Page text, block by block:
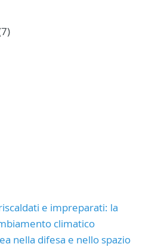
e impreparati: la
climatico
nella difesa e nello spazio